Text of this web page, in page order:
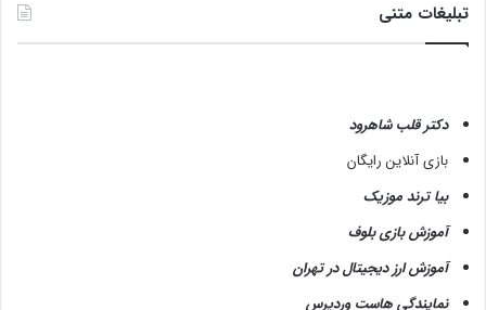
تبلیغات متنی
دکتر قلب شاهرود
بازی آنلاین رایگان
بیا ترند موزیک
آموزش بازی بلوف
آموزش ارز دیجیتال در تهران
نمایندگی هاست وردپرس